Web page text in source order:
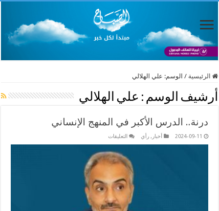
الرئيسية / الوسم: علي الهلالي
أرشيف الوسم : علي الهلالي
درنة.. الدرس الأكبر في المنهج الإنساني
2024-09-11 أخبار ,رأي التعليقات
الأكبر
في
المنهج
مغلقة